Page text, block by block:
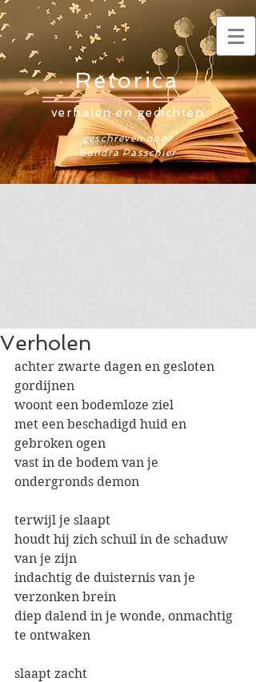
Retorica
verhalen en gedichten
geschreven door
Sandra Passchier
Verholen
achter zwarte dagen en gesloten
gordijnen
woont een bodemloze ziel
met een beschadigd huid en
gebroken ogen
vast in de bodem van je
ondergronds demon
terwijl je slaapt
houdt hij zich schuil in de schaduw
van je zijn
indachtig de duisternis van je
verzonken brein
diep dalend in je wonde, onmachtig
te ontwaken
slaapt zacht